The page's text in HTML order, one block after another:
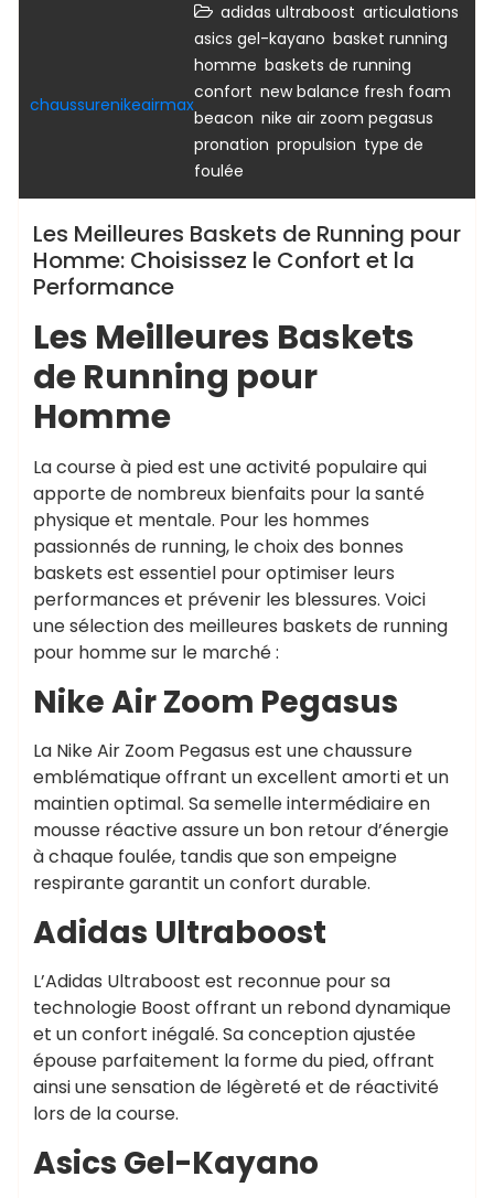
sport femme
chaussurenikeairmax
adidas ultraboost articulations
asics gel-kayano basket running
homme baskets de running
confort new balance fresh foam
beacon nike air zoom pegasus
pronation propulsion type de
foulée
Les Meilleures Baskets de Running pour
Homme: Choisissez le Confort et la
Performance
Les Meilleures Baskets
de Running pour
Homme
La course à pied est une activité populaire qui
apporte de nombreux bienfaits pour la santé
physique et mentale. Pour les hommes
passionnés de running, le choix des bonnes
baskets est essentiel pour optimiser leurs
performances et prévenir les blessures. Voici
une sélection des meilleures baskets de running
pour homme sur le marché :
Nike Air Zoom Pegasus
La Nike Air Zoom Pegasus est une chaussure
emblématique offrant un excellent amorti et un
maintien optimal. Sa semelle intermédiaire en
mousse réactive assure un bon retour d’énergie
à chaque foulée, tandis que son empeigne
respirante garantit un confort durable.
Adidas Ultraboost
L’Adidas Ultraboost est reconnue pour sa
technologie Boost offrant un rebond dynamique
et un confort inégalé. Sa conception ajustée
épouse parfaitement la forme du pied, offrant
ainsi une sensation de légèreté et de réactivité
lors de la course.
Asics Gel-Kayano